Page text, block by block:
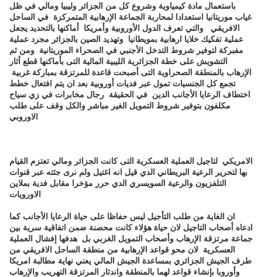
باستعمال مادة كيمياوية وشروع كل من الجزائر وليبيا ومالي في ظل
غياب موريتانيا استعدادا لمحاربة الجماعة الإرهابية المتمركزة في الساحل
الافريقي والتي تعرف الدول الأوروبية وأمريكا أماكنها بالتحديد يجعل
عملية تفكيك خلايا ارهابية بمويطانيا وتهديد الصين بالجزائر مجرد عملية
مفبركة لتوفير شروط التدخل الأجنبي في الصحراء الموريتانية ومن ثم
التشويش على خطة الجزائرية الليبية المالية التى بأماكنها قطع أثار
الإرهاب بالمنطقة الصحراوية التى أصبحت قاعدة للمرتزقة بمباركة غربية
تجمع كل الجنسيات تمول عبر فديات أوروبية بعد ان يتم افتعال خطط
اختطاف الرعايا الأجانب الدين في الحقيقة رجال مخابرات في زي سياح
مكلفون بتوفير شروط التمويل الغير مباشر والكل وقف على طلب
الامريكي لتاجيل العملية العسكرية التى كانت الجزائر ومالي تعتزم القيام
بها لتحرير الرعية البريطاني الدي قيل انه اغتيل ولم نرى جثته عبر قنوات
التلفزيون والرعية السويسري الدي حرر مؤخرا مقابل فدية بملاين
الاورويات
ان الغاية من طلب التأجيل ليس حفاظا على حياة الرعايا الأجانب كما
ادعاه أصحاب التاجيل لان حياة هؤلاء كانت محصنة ضمن اتفاقية سرية بين
جماعة مرتزقة الإرهاب وأصحاب التمويل الغربي بل هدفها إفشال العملية
العسكرية لان محو قواعد الإرهابية من منطقة الساحل الافريقي من
طرف الجيش الجزائري بمساعدة الجيش المالي يعني نهاية مطالبة امريكا
وأوروبا بإنشاء قواعد لهما بالمنطقة واندثار المرتزقة التهريب والإرهاب